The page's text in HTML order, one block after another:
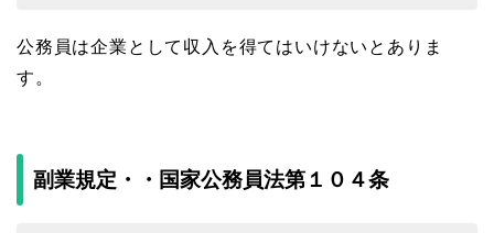
公務員は企業として収入を得てはいけないとありま
す。
副業規定・・国家公務員法第１０４条